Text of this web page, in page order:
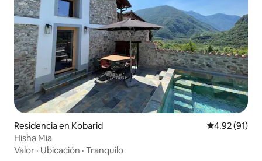
Residencia en Kobarid Calificación
4.92 (91)
Hisha Mia
Valor · Ubicación · Tranquilo